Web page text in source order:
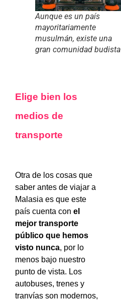
Aunque es un país
mayoritariamente
musulmán, existe una
gran comunidad budista
Elige bien los
medios de
transporte
Otra de los cosas que
saber antes de viajar a
Malasia es que este
país cuenta con el
mejor transporte
público que hemos
visto nunca, por lo
menos bajo nuestro
punto de vista. Los
autobuses, trenes y
tranvías son modernos,